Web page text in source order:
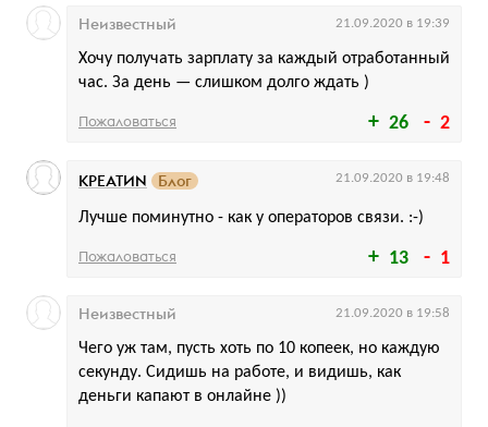
26 2
Хочу получать зарплату за каждый отработанный
час. За день — слишком долго ждать )
Неизвестный 21.09.2020 в 19:39
Пожаловаться
13 1
Лучше поминутно - как у операторов связи. :-)
КРЕАТИN Блог 21.09.2020 в 19:48
Пожаловаться
Чего уж там, пусть хоть по 10 копеек, но каждую
секунду. Сидишь на работе, и видишь, как
деньги капают в онлайне ))
Неизвестный 21.09.2020 в 19:58